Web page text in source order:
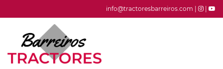
info@tractoresbarreiros.com |